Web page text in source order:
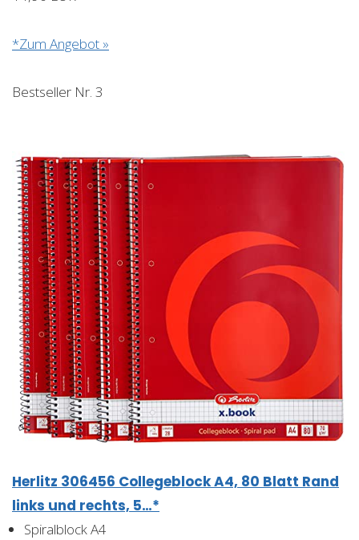
*Zum Angebot »
Bestseller Nr. 3
Herlitz 306456 Collegeblock A4, 80 Blatt Rand
links und rechts, 5…*
Spiralblock A4